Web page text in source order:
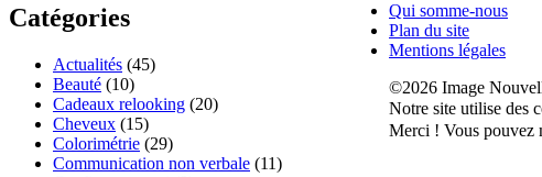
Catégories
Actualités (45)
Beauté (10)
Cadeaux relooking (20)
Cheveux (15)
Colorimétrie (29)
Communication non verbale (11)
Qui somme-nous
Plan du site
Mentions légales
©2026 Image
Notre site utilise des
Merci ! Vous pouvez